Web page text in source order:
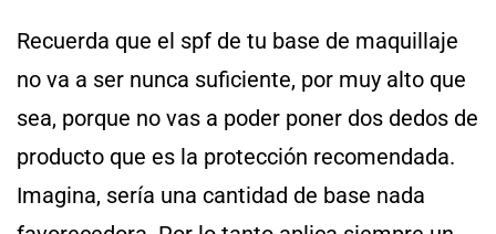
Recuerda que el spf de tu base de maquillaje
no va a ser nunca suficiente, por muy alto que
sea, porque no vas a poder poner dos dedos de
producto que es la protección recomendada.
Imagina, sería una cantidad de base nada